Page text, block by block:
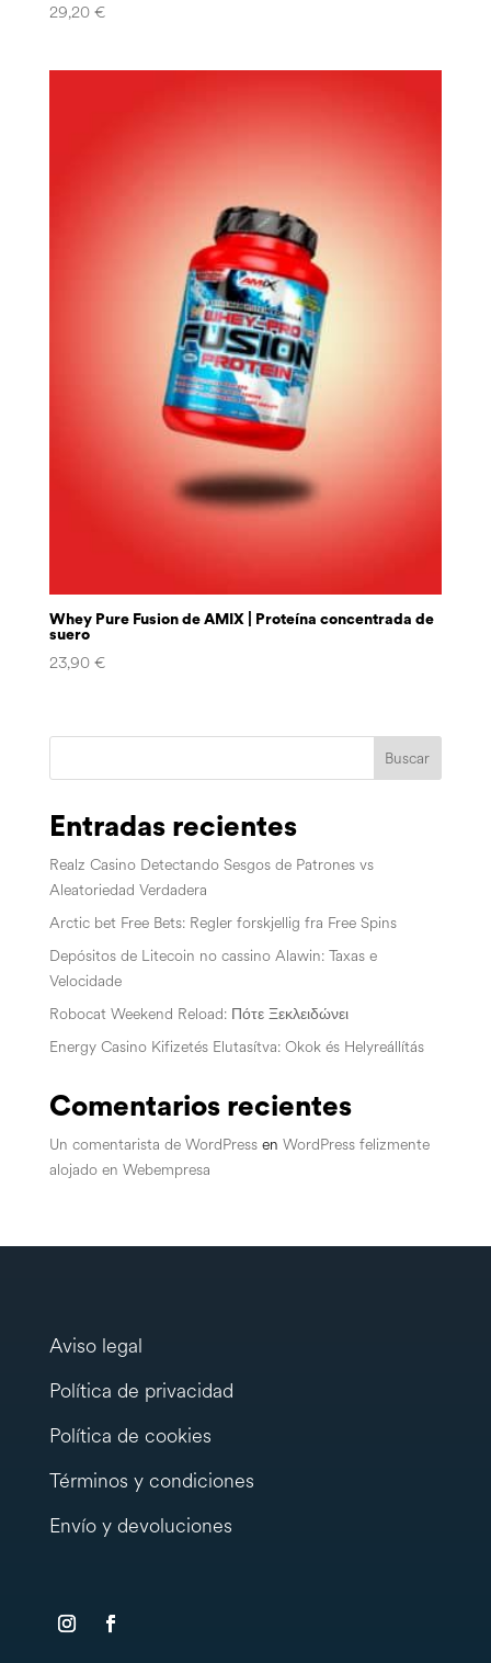
29,20 €
Whey Pure Fusion de AMIX | Proteína concentrada de
suero
23,90 €
Buscar
Entradas recientes
Realz Casino Detectando Sesgos de Patrones vs
Aleatoriedad Verdadera
Arctic bet Free Bets: Regler forskjellig fra Free Spins
Depósitos de Litecoin no cassino Alawin: Taxas e
Velocidade
Robocat Weekend Reload: Πότε Ξεκλειδώνει
Energy Casino Kifizetés Elutasítva: Okok és Helyreállítás
Comentarios recientes
Un comentarista de WordPressen WordPress felizmente
alojado en Webempresa
Aviso legal
Política de privacidad
Política de cookies
Términos y condiciones
Envío y devoluciones